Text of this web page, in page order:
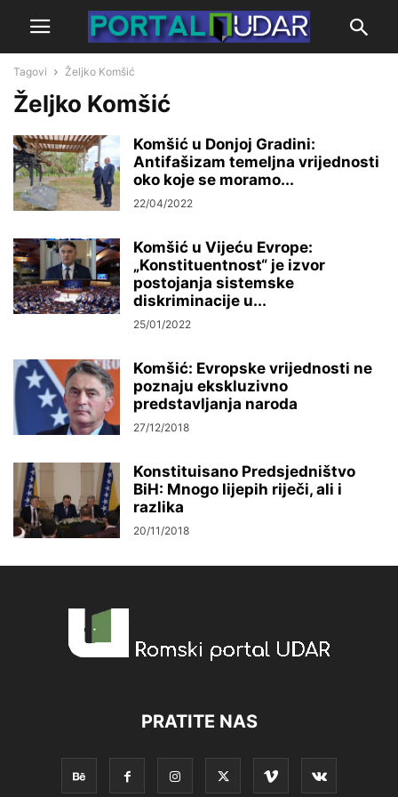
Tagovi Željko Komšić
Željko Komšić
Komšić u Donjoj Gradini:
Antifašizam temeljna vrijednosti
oko koje se moramo...
22/04/2022
Komšić u Vijeću Evrope:
„Konstituentnost“ je izvor
postojanja sistemske
diskriminacije u...
25/01/2022
Komšić: Evropske vrijednosti ne
poznaju ekskluzivno
predstavljanja naroda
27/12/2018
Konstituisano Predsjedništvo
BiH: Mnogo lijepih riječi, ali i
razlika
20/11/2018
PRATITE NAS